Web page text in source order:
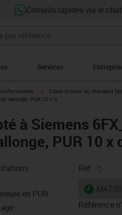
Conseils rapides via le
Services
right igus-icon-arrow-right
Câble moteur au standard
rallonge, PUR 10 x d
à Siemens
PUR 10 x
en PUR
Réf.
igus-
Référence